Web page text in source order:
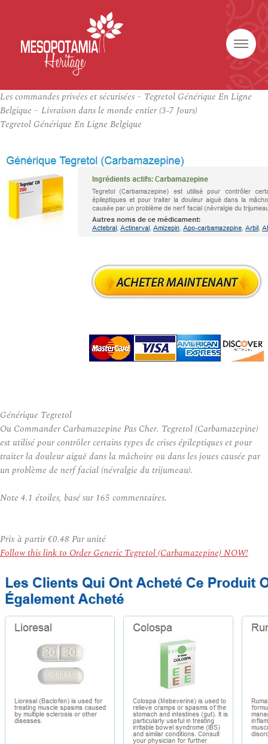
Les commandes privées et sécurisées – Tegretol Générique En Ligne
Belgique – Livraison dans le monde entier (3-7 Jours)
Tegretol Générique En Ligne Belgique
Générique Tegretol
Ou Commander Carbamazepine Pas Cher. Tegretol (Carbamazepine)
est utilisé pour contrôler certains types de crises épileptiques et pour
traiter la douleur aiguë dans la mâchoire ou dans les joues causée par
un problème de nerf facial (névralgie du trijumeau).
Note 4.1 étoiles, basé sur 165 commentaires.
Prix à partir€0.48 Par unité
Follow this link to Order Generic Tegretol (Carbamazepine) NOW!